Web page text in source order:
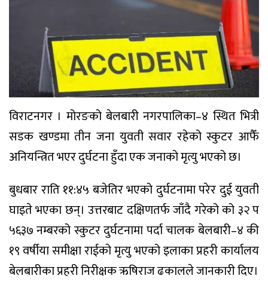
विराटनगर । मोरङको बेलबारी नगरपालिका–४ स्थित भित्री
सडक खण्डमा तीन जना युवती सवार रहेको स्कुटर आफैँ
अनियन्त्रित भएर दुर्घटना हुँदा एक जनाको मृत्यु भएको छ।
बुधबार राति ११:४५ बजेतिर भएको दुर्घटनामा परेर दुई युवती
घाइते भएका छन्। उत्तरबाट दक्षिणतर्फ जाँदै गरेको को ३२ प
५६३७ नम्बरको स्कुटर दुर्घटनामा पर्दा चालक बेलबारी–४ की
१९ वर्षीया समीक्षा राईको मृत्यु भएको इलाका प्रहरी कार्यालय
बेलबारीका प्रहरी निरीक्षक ऋषिराज ढकालले जानकारी दिए।